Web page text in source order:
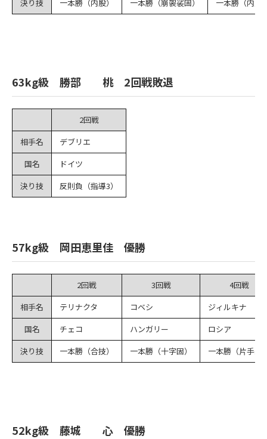
決り技
一本勝（内股） 一本勝（崩袈裟固） 一本勝（内股
63kg級 勝部 桃 2回戦敗退
2回戦
相手名
デブリエ
国名
ドイツ
決り技
反則負（指導3）
57kg級 岡田恵里佳 優勝
2回戦 3回戦
4回戦
相手名
テリナクタ コベシ
ジィルキナ
国名
チェコ ハンガリー
ロシア
決り技
一本勝（合技） 一本勝（十字固） 一本勝（片手絞
52kg級 藤城 心 優勝